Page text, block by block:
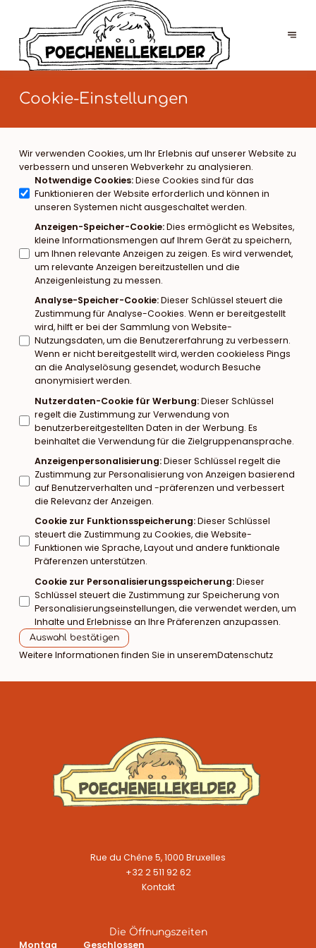
Cookie-Einstellungen
Wir verwenden Cookies, um Ihr Erlebnis auf unserer Website zu
verbessern und unseren Webverkehr zu analysieren.
Notwendige Cookies:Diese Cookies sind für das
Funktionieren der Website erforderlich und können in
unseren Systemen nicht ausgeschaltet werden.
Anzeigen-Speicher-Cookie:Dies ermöglicht es Websites,
kleine Informationsmengen auf Ihrem Gerät zu speichern,
um Ihnen relevante Anzeigen zu zeigen. Es wird verwendet,
um relevante Anzeigen bereitzustellen und die
Anzeigenleistung zu messen.
Analyse-Speicher-Cookie:Dieser Schlüssel steuert die
Zustimmung für Analyse-Cookies. Wenn er bereitgestellt
wird, hilft er bei der Sammlung von Website-
Nutzungsdaten, um die Benutzererfahrung zu verbessern.
Wenn er nicht bereitgestellt wird, werden cookieless Pings
an die Analyselösung gesendet, wodurch Besuche
anonymisiert werden.
Nutzerdaten-Cookie für Werbung:Dieser Schlüssel
regelt die Zustimmung zur Verwendung von
benutzerbereitgestellten Daten in der Werbung. Es
beinhaltet die Verwendung für die Zielgruppenansprache.
Anzeigenpersonalisierung:Dieser Schlüssel regelt die
Zustimmung zur Personalisierung von Anzeigen basierend
auf Benutzerverhalten und -präferenzen und verbessert
die Relevanz der Anzeigen.
Cookie zur Funktionsspeicherung:Dieser Schlüssel
steuert die Zustimmung zu Cookies, die Website-
Funktionen wie Sprache, Layout und andere funktionale
Präferenzen unterstützen.
Cookie zur Personalisierungsspeicherung:Dieser
Schlüssel steuert die Zustimmung zur Speicherung von
Personalisierungseinstellungen, die verwendet werden, um
Inhalte und Erlebnisse an Ihre Präferenzen anzupassen.
Auswahl bestätigen
Weitere Informationen finden Sie in unseremDatenschutz
Rue du Chêne 5, 1000 Bruxelles
+32 2 511 92 62
Kontakt
Die Öffnungszeiten
Montag Geschlossen